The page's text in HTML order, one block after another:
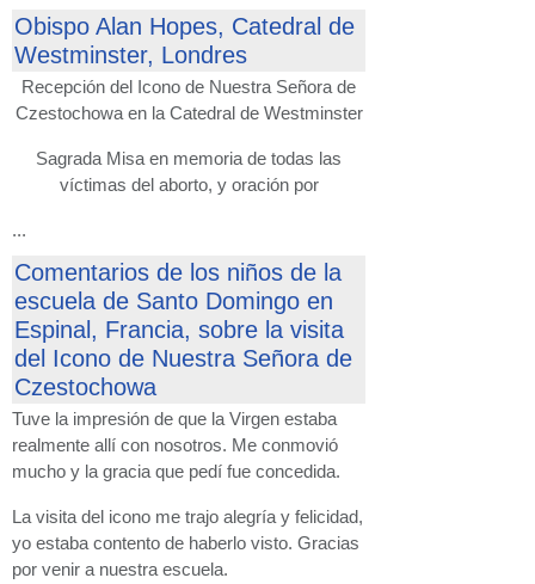
Obispo Alan Hopes, Catedral de
Westminster, Londres
Recepción del Icono de Nuestra Señora de
Czestochowa en la Catedral de Westminster
Sagrada Misa en memoria de todas las
víctimas del aborto, y oración por
...
Comentarios de los niños de la
escuela de Santo Domingo en
Espinal, Francia, sobre la visita
del Icono de Nuestra Señora de
Czestochowa
Tuve la impresión de que la Virgen estaba
realmente allí con nosotros. Me conmovió
mucho y la gracia que pedí fue concedida.
La visita del icono me trajo alegría y felicidad,
yo estaba contento de haberlo visto. Gracias
por venir a nuestra escuela.